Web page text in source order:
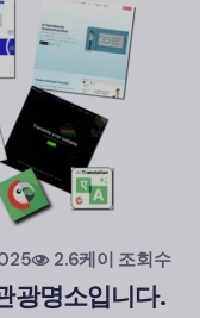
2.6케이 조회수
광명소입니다.